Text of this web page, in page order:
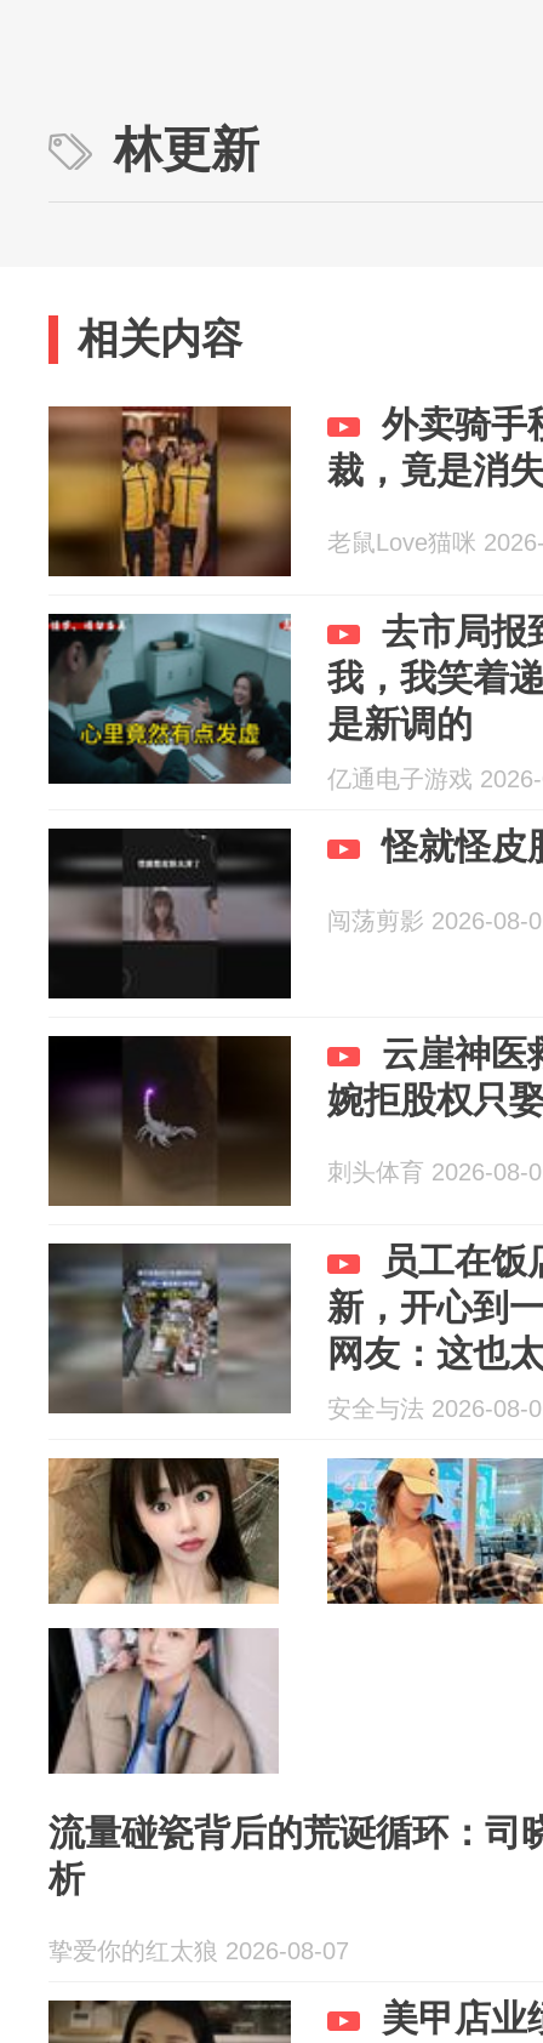
林更新
相关内容
外卖骑手
裁，竟是消
老鼠Love猫咪
去市局报
我，我笑着
是新调的
亿通电子游戏
怪就怪皮
闯荡剪影 2026-08-
云崖神医
婉拒股权只
刺头体育 2026-08-
员工在饭
新，开心到
网友：这也
安全与法 2026-08-
流量碰瓷背后的荒诞循环：司
析
挚爱你的红太狼 2026-08-07
美甲店业